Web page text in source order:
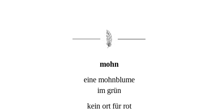
mohn
eine mohnblume
im grün
kein ort für rot